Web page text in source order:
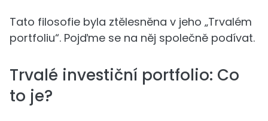
Tato filosofie byla ztělesněna v jeho „Trvalém
portfoliu“. Pojďme se na něj společně podívat.
Trvalé investiční portfolio: Co
to je?